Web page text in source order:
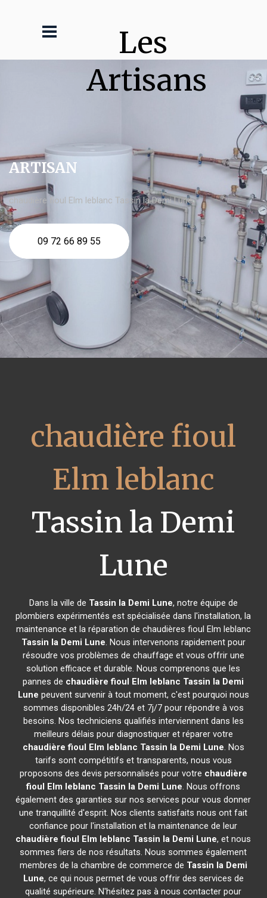
Les
Artisans
ARTISAN
chaudière fioul Elm leblanc Tassin la Demi Lune
09 72 66 89 55
chaudière fioul
Elm leblanc
Tassin la Demi
Lune
Dans la ville de Tassin la Demi Lune, notre équipe de
plombiers expérimentés est spécialisée dans l'installation, la
maintenance et la réparation de chaudières fioul Elm leblanc
Tassin la Demi Lune. Nous intervenons rapidement pour
résoudre vos problèmes de chauffage et vous offrir une
solution efficace et durable. Nous comprenons que les
pannes de chaudière fioul Elm leblanc Tassin la Demi
Lune peuvent survenir à tout moment, c'est pourquoi nous
sommes disponibles 24h/24 et 7j/7 pour répondre à vos
besoins. Nos techniciens qualifiés interviennent dans les
meilleurs délais pour diagnostiquer et réparer votre
chaudière fioul Elm leblanc Tassin la Demi Lune. Nos
tarifs sont compétitifs et transparents, nous vous
proposons des devis personnalisés pour votre chaudière
fioul Elm leblanc Tassin la Demi Lune. Nous offrons
également des garanties sur nos services pour vous donner
une tranquillité d'esprit. Nos clients satisfaits nous ont fait
confiance pour l'installation et la maintenance de leur
chaudière fioul Elm leblanc Tassin la Demi Lune, et nous
sommes fiers de nos résultats. Nous sommes également
membres de la chambre de commerce de Tassin la Demi
Lune, ce qui nous permet de vous offrir des services de
qualité supérieure. N'hésitez pas à nous contacter pour